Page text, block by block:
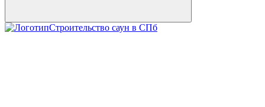
Строительство саун в СПб